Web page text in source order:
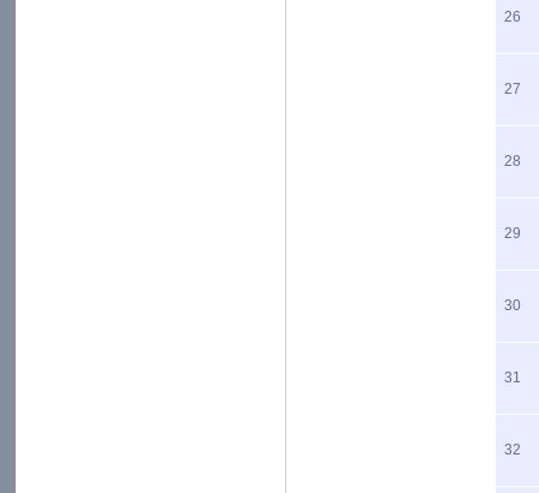
26
27
28
29
30
31
32